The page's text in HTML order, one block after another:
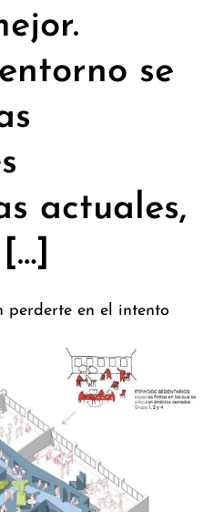
se
actuales,
perderte en el intento